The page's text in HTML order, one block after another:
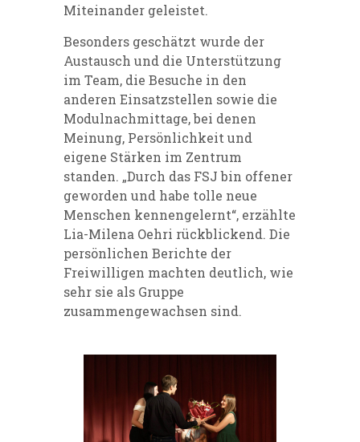
Miteinander geleistet.
Besonders geschätzt wurde der
Austausch und die Unterstützung
im Team, die Besuche in den
anderen Einsatzstellen sowie die
Modulnachmittage, bei denen
Meinung, Persönlichkeit und
eigene Stärken im Zentrum
standen. „Durch das FSJ bin offener
geworden und habe tolle neue
Menschen kennengelernt“, erzählte
Lia-Milena Oehri rückblickend. Die
persönlichen Berichte der
Freiwilligen machten deutlich, wie
sehr sie als Gruppe
zusammengewachsen sind.